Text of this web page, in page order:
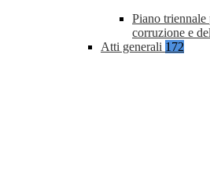
Piano triennale
corruzione e
Atti generali 172